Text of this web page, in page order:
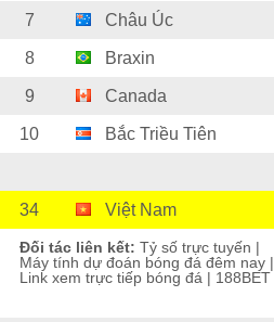
7 Châu Úc
8 Braxin
9 Canada
10 Bắc Triều Tiên
34 Việt Nam
Đối tác liên kết: Tỷ số trực tuyến |
Máy tính dự đoán bóng đá đêm nay |
Link xem trực tiếp bóng đá | 188BET